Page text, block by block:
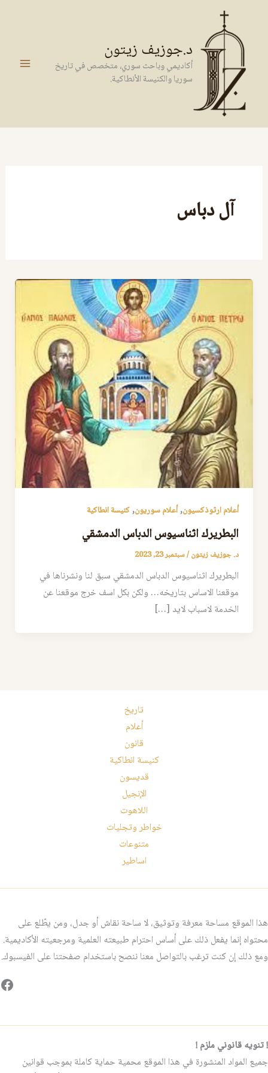
المحتوى
د.جوزيف زيتون
أكاديمي وباحث سوري، متخصص في تاريخ
سوريا والكنيسة الأنطاكية.
آل دباس
أعلام ارثوذكسيون,أعلام سوريون,كنيسة انطاكية
البطريرك اثناسيوس الدباس الدمشقي
د. جوزيف زيتون/سبتمبر 23, 2023
البطريرك اثناسيوس الدباس الدمشقي سبق لنا ونشرناها في
موقعنا الاساس بتاريخه… ولكن بكل اسف خرج موقعنا عن
الخدمة لاسباب لايد […]
تاريخ
أعلام
قانون
كنيسة انطاكية
قديسون
الإنجيل
اللاهوت
خواطر وتجليات
متنوعات
اساطير
هذا الموقع مساحة معرفة وتوثيق، لا ساحة نقاش أو جدل، ومن يطّلع على
محتواه إنما يفعل ذلك على أساس احترام طبيعته العلمية ومرجعيته الأكاديمية.
ومع ذلك إن كنت ترغب بالتواصل معنا ننصح باستخدام صفحتنا على الفيسبوك.
! تنويه قانوني ملزم !
جميع المواد المنشورة في هذا الموقع محمية حماية كاملة بموجب قوانين